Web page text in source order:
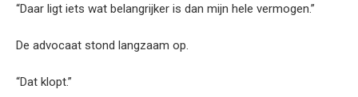
“Daar ligt iets wat belangrijker is dan mijn hele vermogen.”
De advocaat stond langzaam op.
“Dat klopt.”